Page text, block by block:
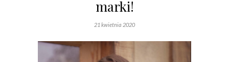
marki!
21 kwietnia 2020